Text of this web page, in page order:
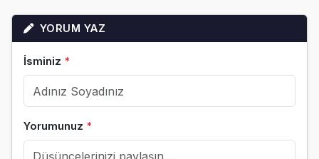
YORUM YAZ
İsminiz *
Yorumunuz *